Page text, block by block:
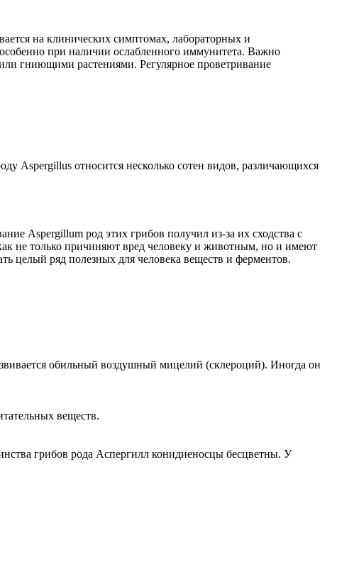
на клинических симптомах, лабораторных и
при наличии ослабленного иммунитета. Важно
гниющими растениями. Регулярное проветривание
Aspergillus относится несколько сотен видов, различающихся
Aspergillum род этих грибов получил из-за их сходства с
не только причиняют вред человеку и животным, но и имеют
целый ряд полезных для человека веществ и ферментов.
обильный воздушный мицелий (склероций). Иногда он
веществ.
грибов рода Аспергилл конидиеносцы бесцветны. У